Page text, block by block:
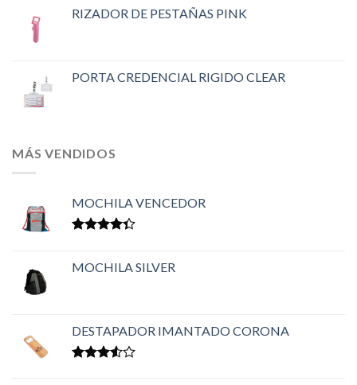
RIZADOR DE PESTAÑAS PINK
PORTA CREDENCIAL RIGIDO CLEAR
MÁS VENDIDOS
MOCHILA VENCEDOR
de 5
MOCHILA SILVER
DESTAPADOR IMANTADO CORONA